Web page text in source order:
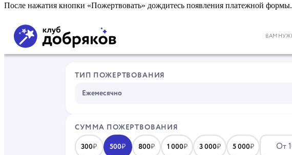
После нажатия кнопки «Пожертвовать» дождитесь появления платежной формы.